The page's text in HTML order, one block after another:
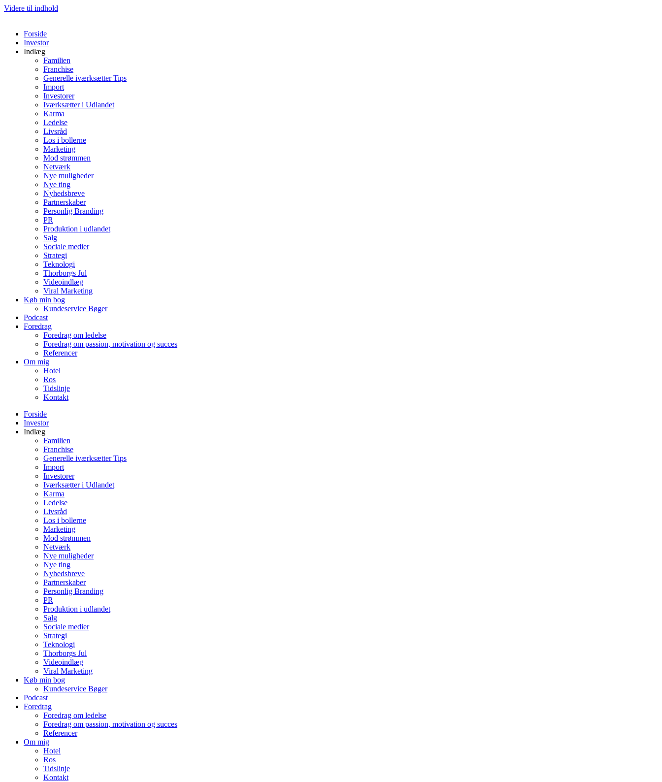
Videre til indhold
Forside
Investor
Indlæg
Familien
Franchise
Generelle iværksætter Tips
Import
Investorer
Iværksætter i Udlandet
Karma
Ledelse
Livsråd
Los i bollerne
Marketing
Mod strømmen
Netværk
Nye muligheder
Nye ting
Nyhedsbreve
Partnerskaber
Personlig Branding
PR
Produktion i udlandet
Salg
Sociale medier
Strategi
Teknologi
Thorborgs Jul
Videoindlæg
Viral Marketing
Køb min bog
Kundeservice Bøger
Podcast
Foredrag
Foredrag om ledelse
Foredrag om passion, motivation og succes
Referencer
Om mig
Hotel
Ros
Tidslinje
Kontakt
Forside
Investor
Indlæg
Familien
Franchise
Generelle iværksætter Tips
Import
Investorer
Iværksætter i Udlandet
Karma
Ledelse
Livsråd
Los i bollerne
Marketing
Mod strømmen
Netværk
Nye muligheder
Nye ting
Nyhedsbreve
Partnerskaber
Personlig Branding
PR
Produktion i udlandet
Salg
Sociale medier
Strategi
Teknologi
Thorborgs Jul
Videoindlæg
Viral Marketing
Køb min bog
Kundeservice Bøger
Podcast
Foredrag
Foredrag om ledelse
Foredrag om passion, motivation og succes
Referencer
Om mig
Hotel
Ros
Tidslinje
Kontakt